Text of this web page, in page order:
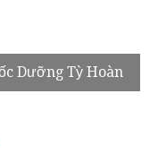
Dưỡng Tỳ Hoàn